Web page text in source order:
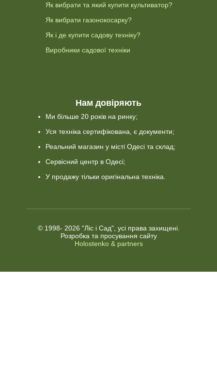
Як вибрати та який купити культиватор?
Як вибрати газонокосарку?
Як і де купити садову техніку?
Виробники садової техніки
Нам довіряють
Ми більше 20 років на ринку;
Уся техніка сертифікована, є документи;
Реальний магазин у місті Одесі та склад;
Сервісний центр в Одесі;
У продажу тільки оригінальна техніка.
© 1998- 2026 "Ліс і Сад", усі права захищені.
Розробка та просування сайту
Holostenko & partners